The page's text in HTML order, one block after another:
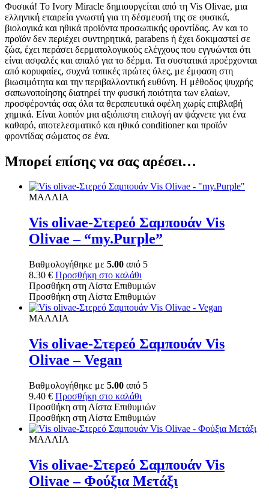
Φυσικά! Το Ivory Miracle δημιουργείται από τη Vis Olivae, μια
ελληνική εταιρεία γνωστή για τη δέσμευσή της σε φυσικά,
βιολογικά και ηθικά προϊόντα προσωπικής φροντίδας. Αν και το
προϊόν δεν περιέχει συντηρητικά, parabens ή έχει δοκιμαστεί σε
ζώα, έχει περάσει δερματολογικούς ελέγχους που εγγυώνται ότι
είναι ασφαλές και απαλό για το δέρμα. Τα συστατικά προέρχονται
από κορυφαίες, συχνά τοπικές πρώτες ύλες, με έμφαση στη
βιωσιμότητα και την περιβαλλοντική ευθύνη. Η μέθοδος ψυχρής
σαπωνοποίησης διατηρεί την φυσική ποιότητα των ελαίων,
προσφέροντάς σας όλα τα θεραπευτικά οφέλη χωρίς επιβλαβή
χημικά. Είναι λοιπόν μια αξιόπιστη επιλογή αν ψάχνετε για ένα
καθαρό, αποτελεσματικό και ηθικό conditioner και προϊόν
φροντίδας σώματος σε ένα.
Μπορεί επίσης να σας αρέσει…
ΜΑΛΛΙΑ
Vis olivae-Στερεό Σαμπουάν Vis
Olivae – “my.Purple”
Βαθμολογήθηκε με 5.00 από 5
8.30 € Προσθήκη στο καλάθι
Προσθήκη στη Λίστα Επιθυμιών
Προσθήκη στη Λίστα Επιθυμιών
ΜΑΛΛΙΑ
Vis olivae-Στερεό Σαμπουάν Vis
Olivae – Vegan
Βαθμολογήθηκε με 5.00 από 5
9.40 € Προσθήκη στο καλάθι
Προσθήκη στη Λίστα Επιθυμιών
Προσθήκη στη Λίστα Επιθυμιών
ΜΑΛΛΙΑ
Vis olivae-Στερεό Σαμπουάν Vis
Olivae – Φούξια Μετάξι